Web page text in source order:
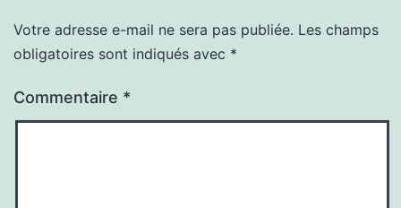
Votre adresse e-mail ne sera pas publiée. Les champs
obligatoires sont indiqués avec *
Commentaire *